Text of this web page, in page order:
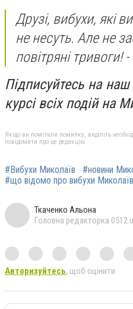
Друзі, вибухи, які
не несуть. Але не
повітряні тривоги!-
Підписуйтесь на наш
курсі всіх подій на
Якщо ви помітили помилку, виділіть
повідомити про це редакцію
#Вибухи Миколаїв #новини
#що відомо про вибухи Миколаїв
Ткаченко Альона
Головна редакторка
Авторизуйтесь, щоб оцінити